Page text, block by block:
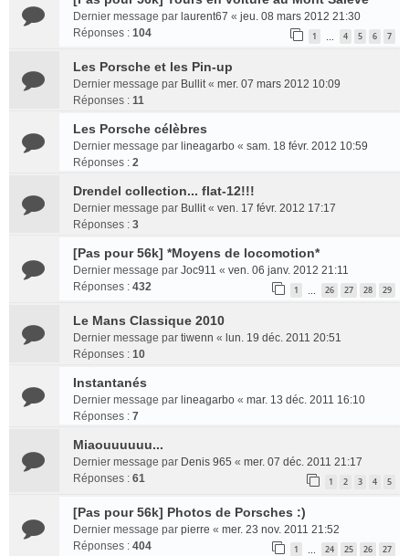
Dernier message par laurent67 « jeu. 08 mars 2012 21:30
Réponses : 104 1 4 5 6 7
Les Porsche et les Pin-up
Dernier message par Bullit« mer. 07 mars 2012 10:09
Réponses : 11
Les Porsche célèbres
Dernier message par lineagarbo « sam. 18 févr. 2012 10:59
Réponses : 2
Drendel collection... flat-12!!!
Dernier message par Bullit« ven. 17 févr. 2012 17:17
Réponses : 3
[Pas pour 56k] *Moyens de locomotion*
Dernier message par Joc911 « ven. 06 janv. 2012 21:11
Réponses : 432 1 26 27 28 29
Le Mans Classique 2010
Dernier message par tiwenn « lun. 19 déc. 2011 20:51
Réponses : 10
Instantanés
Dernier message par lineagarbo « mar. 13 déc. 2011 16:10
Réponses : 7
Miaouuuuuu...
Dernier message par Denis 965 « mer. 07 déc. 2011 21:17
Réponses : 61 1 2 3 4 5
[Pas pour 56k] Photos de Porsches :)
Dernier message par pierre « mer. 23 nov. 2011 21:52
Réponses : 404 1 24 25 26 27